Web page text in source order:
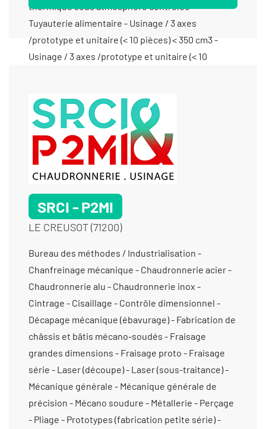
thermique sous atmosphère contrôlée -
Tuyauterie alimentaire - Usinage / 3 axes
/prototype et unitaire (< 10 pièces) < 350 cm3 -
Usinage / 3 axes /prototype et unitaire (< 10
Usinage / 5 axes /prototype et unitaire (< 10
pièces) entre 350 cm3 et 1000 cm3
SRCI - P2MI
LE CREUSOT (71200)
Bureau des méthodes / Industrialisation - Chanfreinage mécanique - Chaudronnerie acier - Chaudronnerie alu - Chaudronnerie inox - Cintrage - Cisaillage - Contrôle dimensionnel - Décapage mécanique (ébavurage) - Fabrication de châssis et bâtis mécano-soudés - Fraisage grandes dimensions - Fraisage proto - Fraisage série - Laser (découpe) - Laser (sous-traitance) - Mécanique générale - Mécanique générale de précision - Mécano soudure - Métallerie - Perçage - Pliage - Prototypes (fabrication petite série) - Prototypes (fabrication) - Prototypes (tous métaux) - Rectification plane - Réparation d'ensembles mécaniques - Rodage - Roulage - Serrurerie industrielle - Soudage haute fréquence - Soudure / Brasure traditionnelle - Soudure aluminium - Soudure étanche - Soudure sous qualification - Taraudage - Tests de pression à l’air - Tôlerie fine/ de précision - Tôlerie industrielle - Tuyauterie alimentaire - Tuyauterie vinicole -